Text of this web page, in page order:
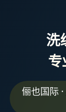
洗
专
俪也国际